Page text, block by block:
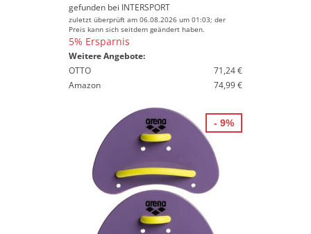
gefunden bei INTERSPORT
zuletzt überprüft am 06.08.2026 um 01:03; der
Preis kann sich seitdem geändert haben.
5% Ersparnis
Weitere Angebote:
OTTO
71,24 €
Amazon
74,99 €
- 9%